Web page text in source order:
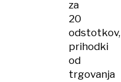
za
20
odstotkov,
prihodki
od
trgovanja